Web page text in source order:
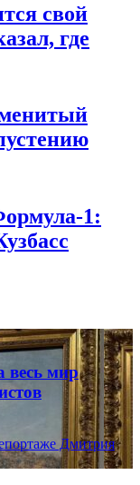
свой
где
1:
весь мир
Дмитрия